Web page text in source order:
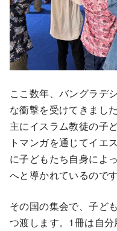
ここ数年、バングラデ
な衝撃を受けてきまし
主にイスラム教徒の子
トマンガを通じてイ
に子どもたち自身によ
へと導かれているのです
その国の集会で、子ど
つ渡します。1冊は自